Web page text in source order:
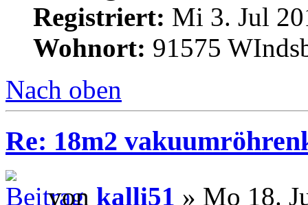
Registriert: Mi 3. Jul
Wohnort: 91575
Nach oben
Re: 18m2
von kalli51 » Mo 18.